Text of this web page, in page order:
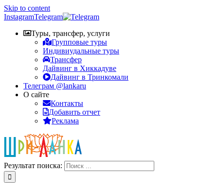
Skip to content
InstagramTelegram
Туры, трансфер, услуги
Групповые туры
Индивиудальные туры
Трансфер
Дайвинг в Хиккадуве
Дайвинг в Тринкомали
Телеграм @lankaru
О сайте
Контакты
Добавить отчет
Реклама
Результат поиска: